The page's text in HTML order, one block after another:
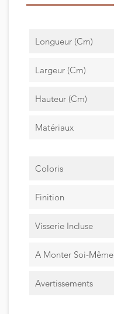
Longueur (cm)
Largeur (cm)
Hauteur (cm)
Matériaux
Coloris
Finition
Visserie Incluse
A Monter Soi-Même
Avertissements